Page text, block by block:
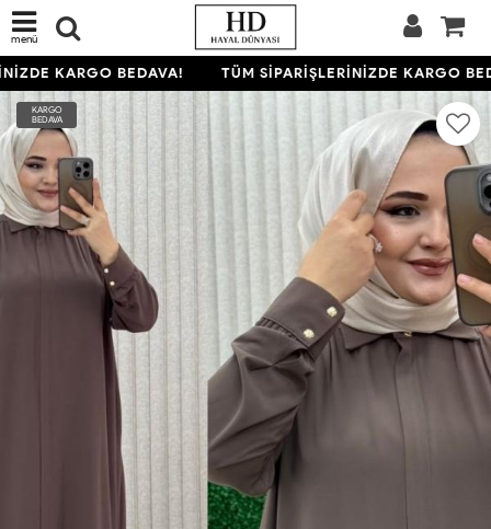
menü
KARGO BEDAVA! TÜM SİPARİŞLERİNİZDE KARGO
KARGO
BEDAVA